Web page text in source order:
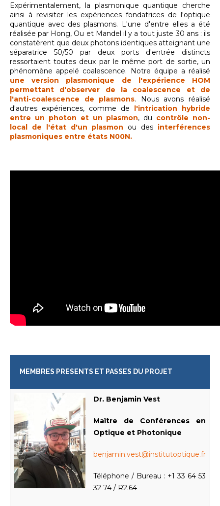
Expérimentalement, la plasmonique quantique cherche
ainsi à revisiter les expériences fondatrices de l'optique
quantique avec des plasmons. L'une d'entre elles a été
réalisée par Hong, Ou et Mandel il y a tout juste 30 ans : ils
constatèrent que deux photons identiques atteignant une
séparatrice 50/50 par deux ports d'entrée distincts
ressortaient toutes deux par le même port de sortie, un
phénomène appelé coalescence. Notre équipe a réalisé
une version plasmonique de l'expérience HOM
permettant d'observer de la coalescence et de
l'anti-coalescence de plasmons. Nous avons réalisé
d'autres expériences, comme de l'intrication hybride
entre un photon et un plasmon, du contrôle non-
local de l'état d'un plasmon ou des interférences
plasmoniques entre états N00N.
MEMBRES PRESENTS ET PASSES DU PROJET
Dr. Benjamin Vest
Maître de Conférences en
Optique et Photonique
benjamin.vest@institutoptique.fr
Téléphone / Bureau : +1 33 64 53
32 74 / R2.64